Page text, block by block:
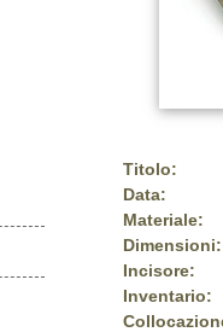
Titolo:
Data:
Materiale:
Dimensioni:
Incisore:
Inventario: